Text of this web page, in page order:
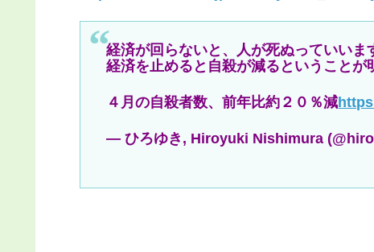
経済が回らないと、人が死ぬっていいま
経済を止めると自殺が減るということが
４月の自殺者数、前年比約２０％減
— ひろゆき, Hiroyuki Nishimura